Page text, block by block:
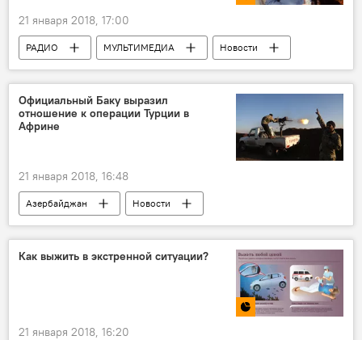
21 января 2018, 17:00
РАДИО МУЛЬТИМЕДИА
Новости
Культура
ЖИЗНЬ
Новости мира
Азербайджан
Официальный Баку выразил
отношение к операции Турции в
Африне
21 января 2018, 16:48
Азербайджан
Новости
Новости мира
Турция
Хикмет Гаджиев
МИД АР
Как выжить в экстренной ситуации?
21 января 2018, 16:20